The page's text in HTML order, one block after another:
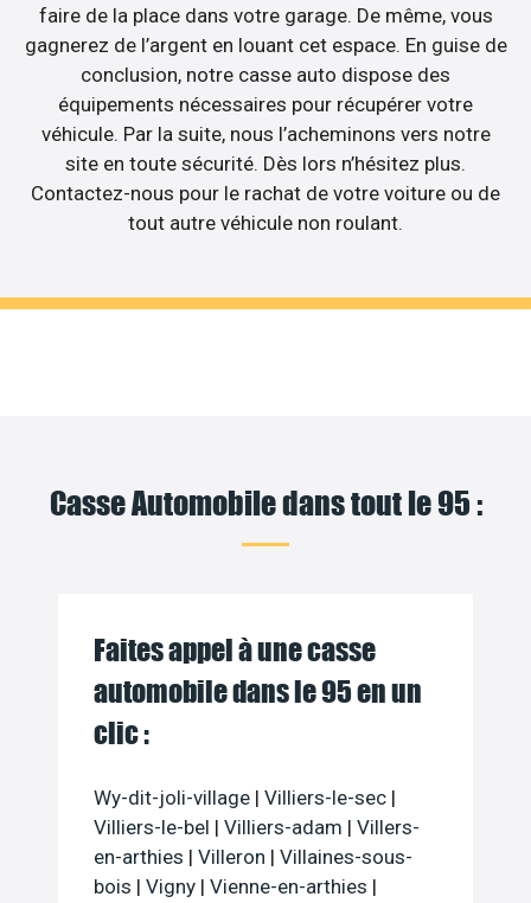
faire de la place dans votre garage. De même, vous
gagnerez de l’argent en louant cet espace. En guise de
conclusion, notre casse auto dispose des
équipements nécessaires pour récupérer votre
véhicule. Par la suite, nous l’acheminons vers notre
site en toute sécurité. Dès lors n’hésitez plus.
Contactez-nous pour le rachat de votre voiture ou de
tout autre véhicule non roulant.
Casse Automobile dans tout le 95 :
Faites appel à une casse
automobile dans le 95 en un
clic :
Wy-dit-joli-village | Villiers-le-sec |
Villiers-le-bel | Villiers-adam | Villers-
en-arthies | Villeron | Villaines-sous-
bois | Vigny | Vienne-en-arthies |